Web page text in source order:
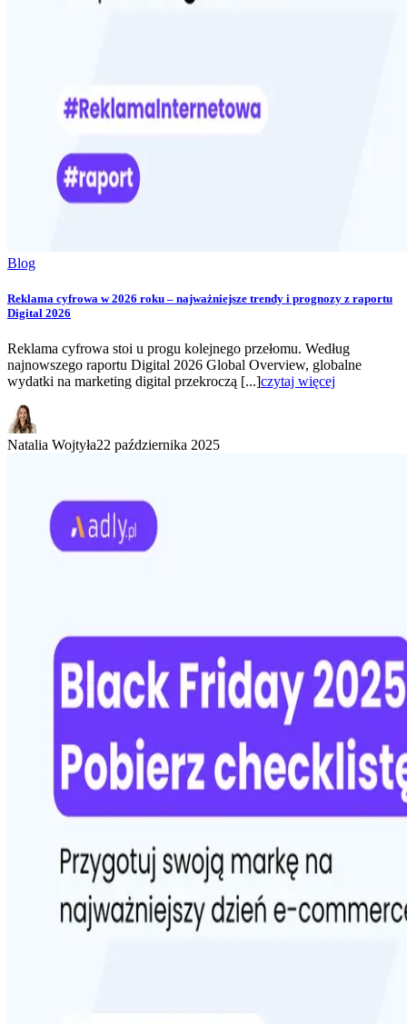
Blog
Reklama cyfrowa w 2026 roku – najważniejsze trendy i prognozy z raportu
Digital 2026
Reklama cyfrowa stoi u progu kolejnego przełomu. Według
najnowszego raportu Digital 2026 Global Overview, globalne
wydatki na marketing digital przekroczą [...]czytaj więcej
Natalia Wojtyła22 października 2025